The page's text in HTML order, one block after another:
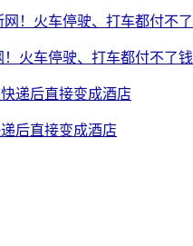
火车停驶、打车都付不了钱
后直接变成酒店